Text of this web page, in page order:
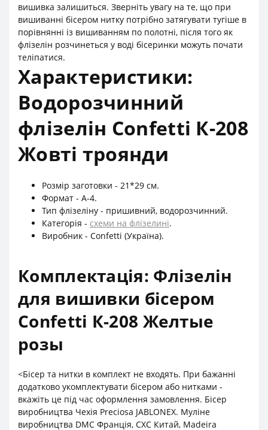
вишивка залишиться. Зверніть увагу на те, що при
вишиванні бісером нитку потрібно затягувати тугіше в
порівнянні із вишиванням по полотні, після того як
флізелін розчинеться у воді бісеринки можуть почати
теліпатися.
Характеристики:
Водорозчинний
флізелін Confetti К-208
Жовті троянди
Розмір заготовки - 21*29 см.
Формат - А-4.
Тип флізеліну - пришивний, водорозчинний.
Категорія - схеми на флізелині.
Виробник - Confetti (Україна).
Комплектація: Флізелін
для вишивки бісером
Confetti К-208 Желтые
розы
<Бісер та нитки в комплект не входять. При бажанні
додатково укомплектувати бісером або нитками -
вкажіть це під час оформлення замовлення. Бісер
виробництва Чехія Preciosa JABLONEX. Муліне
виробництва DMC Франція, СХС Китай, Madeira